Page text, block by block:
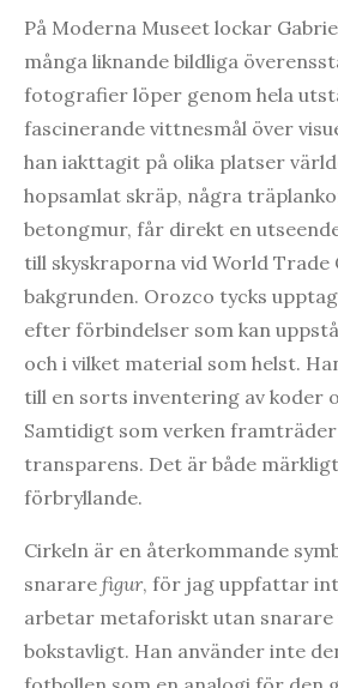
På Moderna Museet lockar
många liknande bildliga
fotografier löper genom hela
fascinerande vittnesmål över
han iakttagit på olika platser
hopsamlat skräp, några
betongmur, får direkt en
till skyskraporna vid World Trade
bakgrunden. Orozco tycks
efter förbindelser som kan
och i vilket material som helst.
till en sorts inventering av koder
Samtidigt som verken
transparens. Det är både
förbryllande.
Cirkeln är en återkommande
snarare figur, för jag uppfattar
arbetar metaforiskt utan
bokstavligt. Han använder inte